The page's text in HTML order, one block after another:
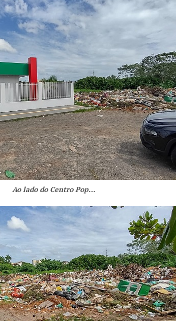
Ao lado do Centro Pop…